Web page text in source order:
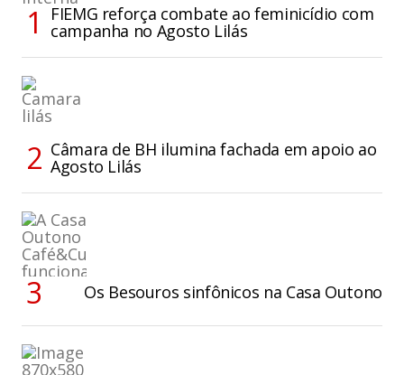
FIEMG reforça combate ao feminicídio com
campanha no Agosto Lilás
Câmara de BH ilumina fachada em apoio ao
Agosto Lilás
Os Besouros sinfônicos na Casa Outono